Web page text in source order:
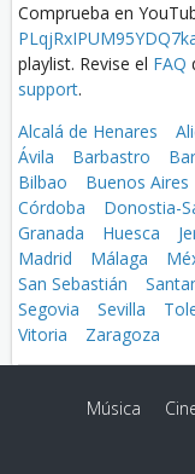
Comprueba en
playlist. Revise el FAQ
support.
Alcalá de Henares
Ávila
Barbastro
Bilbao
Buenos Aires
Córdoba
Donostia-
Granada
Huesca
Madrid
Málaga
San Sebastián
Segovia
Sevilla
Vitoria
Zaragoza
Música